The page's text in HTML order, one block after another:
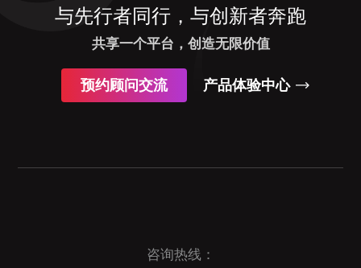
与先行者同行，与创新者奔跑
共享一个平台，创造无限价值
预约顾问交流 产品体验中心
咨询热线：